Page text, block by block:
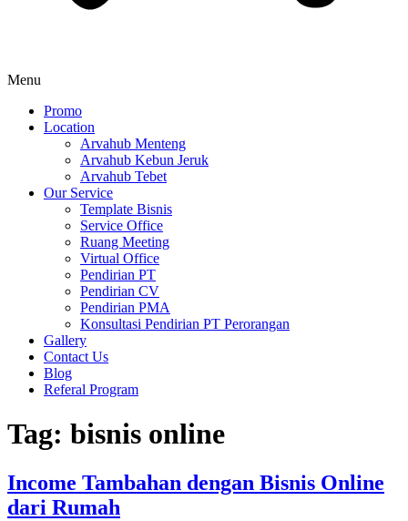
Menu
Promo
Location
Arvahub Menteng
Arvahub Kebun Jeruk
Arvahub Tebet
Our Service
Template Bisnis
Service Office
Ruang Meeting
Virtual Office
Pendirian PT
Pendirian CV
Pendirian PMA
Konsultasi Pendirian PT Perorangan
Gallery
Contact Us
Blog
Referal Program
Tag: bisnis online
Income Tambahan dengan Bisnis Online
dari Rumah